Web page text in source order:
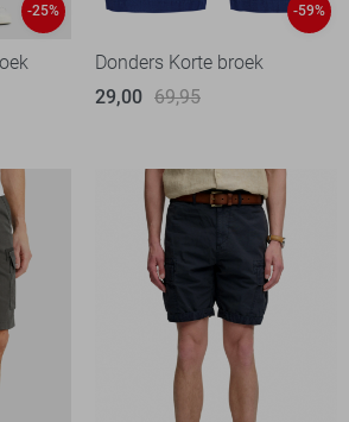
-25% -59%
Donders Korte broek
29,00 69,95